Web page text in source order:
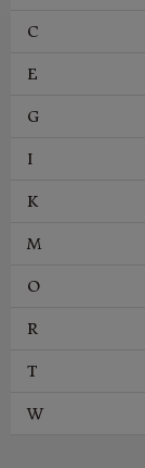
C
E
G
I
K
M
O
R
T
W